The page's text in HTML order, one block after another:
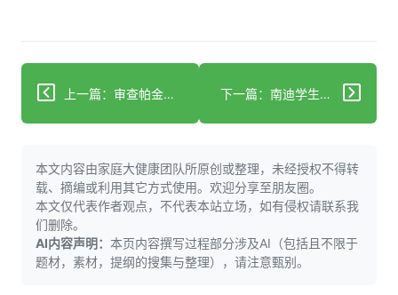
上一篇：审查帕金森病护理中针对语音和运动的循证康复 下一篇：南迪学生抵达澳大利亚两周后中风，心脏骤停去世
本文内容由家庭大健康团队所原创或整理，未经授权不得转
载、摘编或利用其它方式使用。欢迎分享至朋友圈。
本文仅代表作者观点，不代表本站立场，如有侵权请联系我
们删除。
AI内容声明： 本页内容撰写过程部分涉及AI（包括且不限于
题材，素材，提纲的搜集与整理），请注意甄别。